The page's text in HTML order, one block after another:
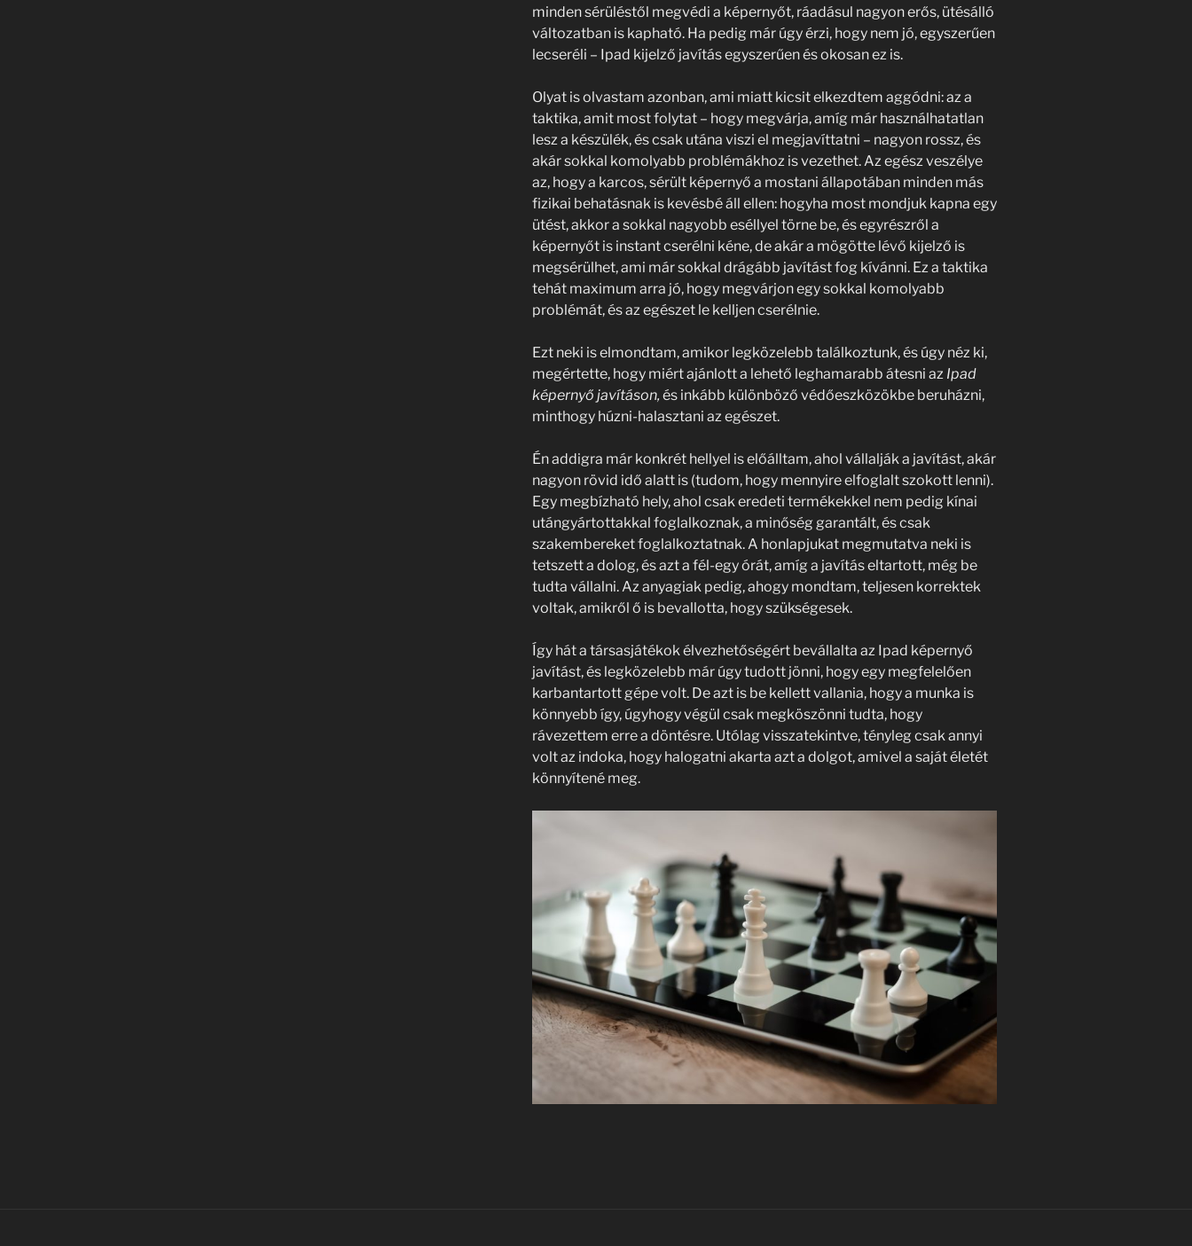
minden sérüléstől megvédi a képernyőt, ráadásul nagyon erős, ütésálló
változatban is kapható. Ha pedig már úgy érzi, hogy nem jó, egyszerűen
lecseréli – Ipad kijelző javítás egyszerűen és okosan ez is.
Olyat is olvastam azonban, ami miatt kicsit elkezdtem aggódni: az a
taktika, amit most folytat – hogy megvárja, amíg már használhatatlan
lesz a készülék, és csak utána viszi el megjavíttatni – nagyon rossz, és
akár sokkal komolyabb problémákhoz is vezethet. Az egész veszélye
az, hogy a karcos, sérült képernyő a mostani állapotában minden más
fizikai behatásnak is kevésbé áll ellen: hogyha most mondjuk kapna egy
ütést, akkor a sokkal nagyobb eséllyel törne be, és egyrészről a
képernyőt is instant cserélni kéne, de akár a mögötte lévő kijelző is
megsérülhet, ami már sokkal drágább javítást fog kívánni. Ez a taktika
tehát maximum arra jó, hogy megvárjon egy sokkal komolyabb
problémát, és az egészet le kelljen cserélnie.
Ezt neki is elmondtam, amikor legközelebb találkoztunk, és úgy néz ki,
megértette, hogy miért ajánlott a lehető leghamarabb átesni az Ipad
képernyő javításon, és inkább különböző védőeszközökbe beruházni,
minthogy húzni-halasztani az egészet.
Én addigra már konkrét hellyel is előálltam, ahol vállalják a javítást, akár
nagyon rövid idő alatt is (tudom, hogy mennyire elfoglalt szokott lenni).
Egy megbízható hely, ahol csak eredeti termékekkel nem pedig kínai
utángyártottakkal foglalkoznak, a minőség garantált, és csak
szakembereket foglalkoztatnak. A honlapjukat megmutatva neki is
tetszett a dolog, és azt a fél-egy órát, amíg a javítás eltartott, még be
tudta vállalni. Az anyagiak pedig, ahogy mondtam, teljesen korrektek
voltak, amikről ő is bevallotta, hogy szükségesek.
Így hát a társasjátékok élvezhetőségért bevállalta az Ipad képernyő
javítást, és legközelebb már úgy tudott jönni, hogy egy megfelelően
karbantartott gépe volt. De azt is be kellett vallania, hogy a munka is
könnyebb így, úgyhogy végül csak megköszönni tudta, hogy
rávezettem erre a döntésre. Utólag visszatekintve, tényleg csak annyi
volt az indoka, hogy halogatni akarta azt a dolgot, amivel a saját életét
könnyítené meg.